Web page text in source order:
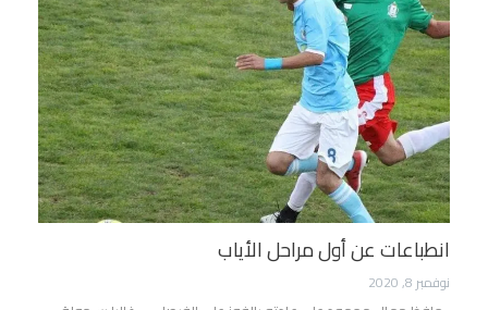
انطباعات عن أول مراحل الأياب
نوفمبر 8, 2020